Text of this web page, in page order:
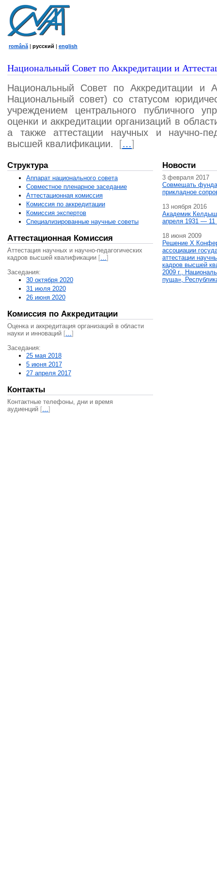
română | русский | english
Национальный Совет по Аккредитации и
Национальный Совет по Аккредитации и
Национальный совет) со статусом
учреждением центрального публичного
оценки и аккредитации организаций в
а также аттестации научных и научно-
высшей квалификации.
[…]
Структура
Аппарат национального совета
Совместное пленарное заседание
Аттестационная комисcия
Комиссия по аккредитации
Комиссия экспертов
Специализированные научные советы
Аттестационная Комиссия
Аттестация научных и научно-педагогических
кадров высшей квалификации […]
Заседания:
30 октября 2020
31 июля 2020
26 июня 2020
Комиссия по Аккредитации
Оценка и аккредитация организаций в области
науки и инноваций […]
Заседания:
25 мая 2018
5 июня 2017
27 апреля 2017
Контакты
Контактные телефоны, дни и время
аудиенций […]
Новости
3 февраля 2017
Совмещать
прикладное
13 ноября 2016
Академик
апреля 1931 — 11
18 июня 2009
Решение X
ассоциации
аттестации
кадров высшей
2009 г.,
пуща»,